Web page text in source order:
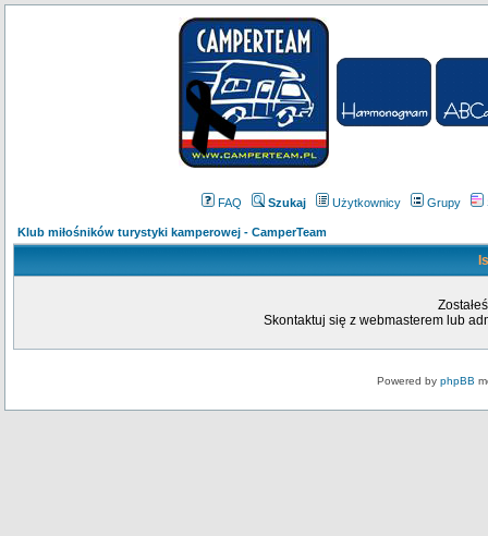
FAQ Szukaj Użytkownicy Grupy
Klub miłośników turystyki kamperowej - CamperTeam
Skontaktuj się z webmasterem lub
Powered by phpBB